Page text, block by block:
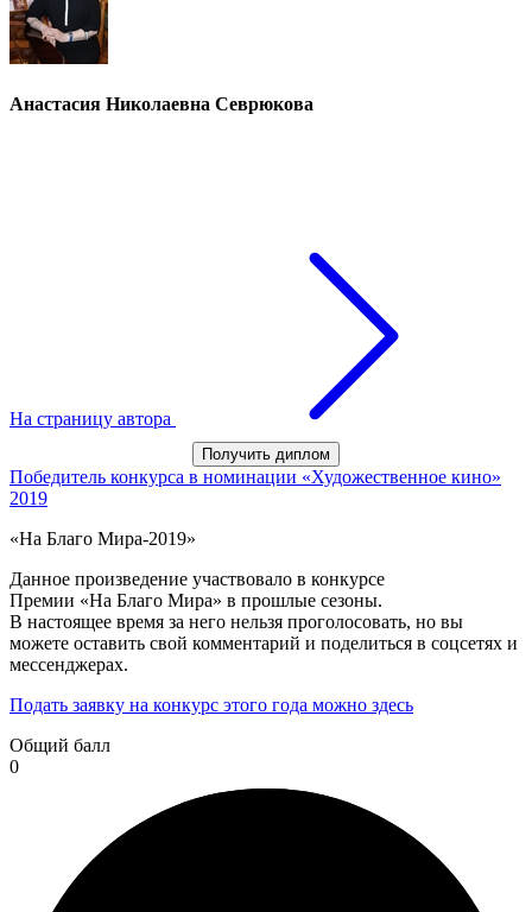
Анастасия Николаевна Севрюкова
На страницу автора
Получить диплом
Победитель конкурса в номинации «Художественное кино»
2019
«На Благо Мира-2019»
Данное произведение участвовало в конкурсе
Премии «На Благо Мира» в прошлые сезоны.
В настоящее время за него нельзя проголосовать, но вы
можете оставить свой комментарий и поделиться в соцсетях и
мессенджерах.
Подать заявку на конкурс этого года можно здесь
Общий балл
0